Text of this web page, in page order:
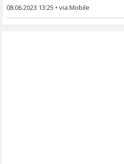
08.06.2023 13:25 •